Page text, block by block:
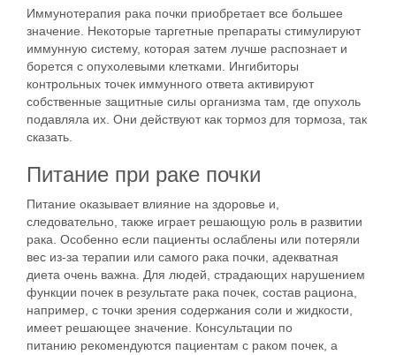
Иммунотерапия рака почки приобретает все большее
значение. Некоторые таргетные препараты стимулируют
иммунную систему, которая затем лучше распознает и
борется с опухолевыми клетками. Ингибиторы
контрольных точек иммунного ответа активируют
собственные защитные силы организма там, где опухоль
подавляла их. Они действуют как тормоз для тормоза, так
сказать.
Питание при раке почки
Питание оказывает влияние на здоровье и,
следовательно, также играет решающую роль в развитии
рака. Особенно если пациенты ослаблены или потеряли
вес из-за терапии или самого рака почки, адекватная
диета очень важна. Для людей, страдающих нарушением
функции почек в результате рака почек, состав рациона,
например, с точки зрения содержания соли и жидкости,
имеет решающее значение. Консультации по
питанию рекомендуются пациентам с раком почек, а